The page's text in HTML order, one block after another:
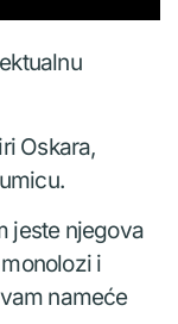
Oskara,
jeste njegova
i
nameće